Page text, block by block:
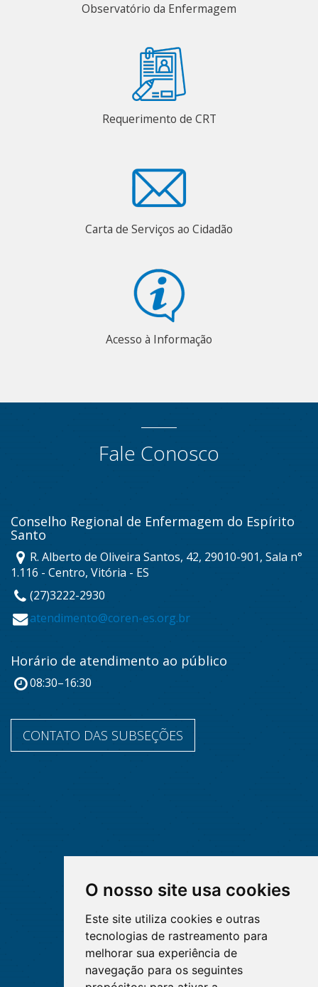
O nosso site usa cookies
Este site utiliza cookies e outras
tecnologias de rastreamento para
melhorar sua experiência de
navegação para os seguintes
Observatório da Enfermagem
Requerimento de CRT
Carta de Serviços ao Cidadão
Acesso à Informação
Fale Conosco
Conselho Regional de Enfermagem do Espírito
Santo
R. Alberto de Oliveira Santos, 42, 29010-901, Sala n°
1.116 - Centro, Vitória - ES
(27)3222-2930
atendimento@coren-es.org.br
Horário de atendimento ao público
08:30–16:30
CONTATO DAS SUBSEÇÕES